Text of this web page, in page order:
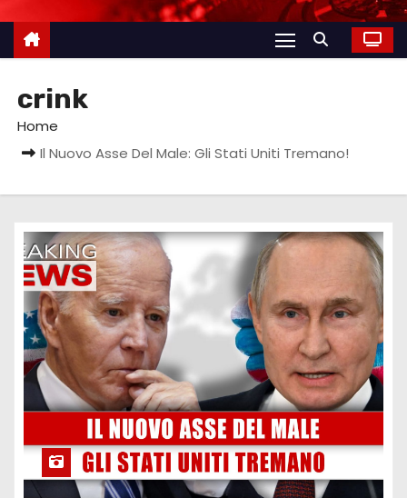
crink
Home
Il Nuovo Asse Del Male: Gli Stati Uniti Tremano!